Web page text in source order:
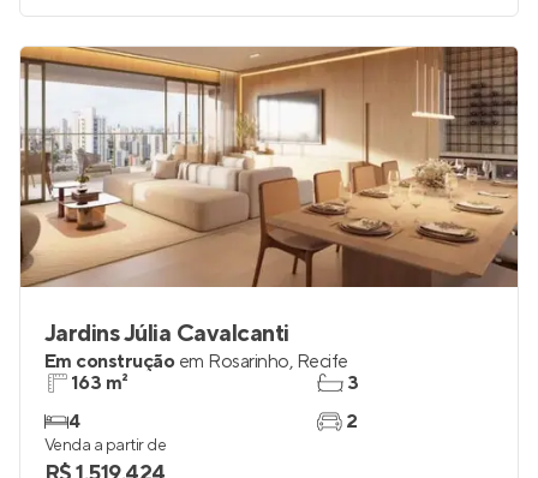
Jardins Júlia Cavalcanti
Em construção em Rosarinho, Recife
163 m²
4
3
2
Venda a partir de